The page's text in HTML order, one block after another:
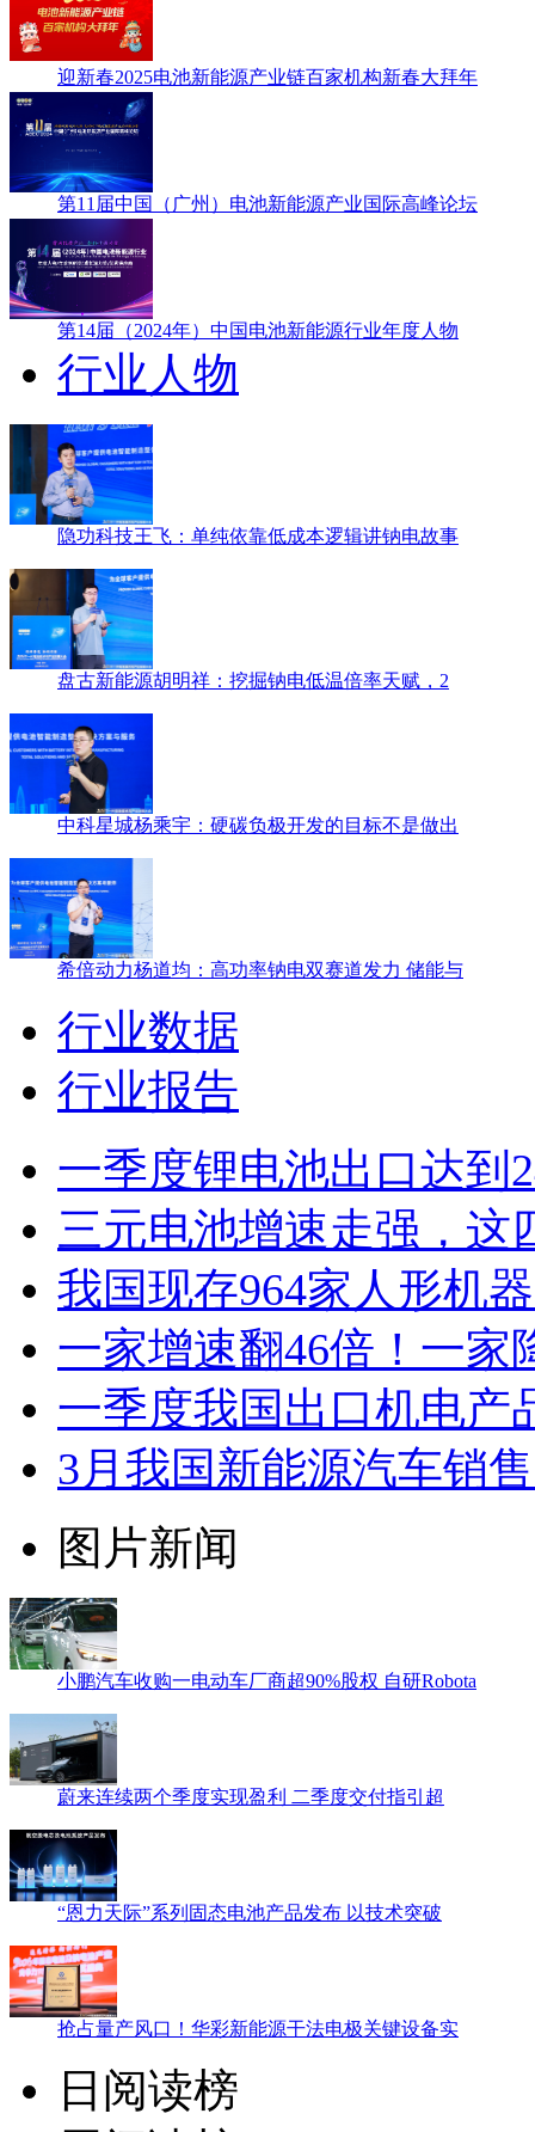
迎新春2025电池新能源产业链百家机构新春大拜年
第11届中国（广州）电池新能源产业国际高峰论坛
第14届（2024年）中国电池新能源行业年度人物
行业人物
隐功科技王飞：单纯依靠低成本逻辑讲钠电故事
盘古新能源胡明祥：挖掘钠电低温倍率天赋，2
中科星城杨乘宇：硬碳负极开发的目标不是做出
希倍动力杨道均：高功率钠电双赛道发力 储能与
行业数据
行业报告
一季度锂电池出口达到
三元电池增速走强，这
我国现存964家人形机
一家增速翻46倍！一家
一季度我国出口机电产
3月我国新能源汽车销
图片新闻
小鹏汽车收购一电动车厂商超90%股权 自研Robota
蔚来连续两个季度实现盈利 二季度交付指引超
“恩力天际”系列固态电池产品发布 以技术突破
抢占量产风口！华彩新能源干法电极关键设备实
日阅读榜